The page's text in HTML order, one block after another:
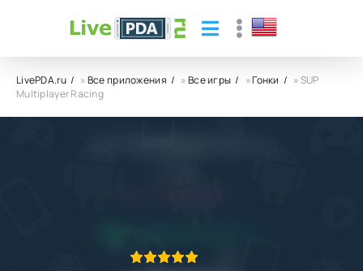
LivePDA.ru »Все приложения »Все игры »Гонки
» SUP
Multiplayer Racing